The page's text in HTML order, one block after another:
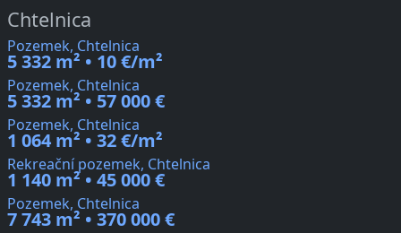
Chtelnica
Pozemek, Chtelnica
5 332 m² • 10 €/m²
Pozemek, Chtelnica
5 332 m² • 57 000 €
Pozemek, Chtelnica
1 064 m² • 32 €/m²
Rekreační pozemek, Chtelnica
1 140 m² • 45 000 €
Pozemek, Chtelnica
7 743 m² • 370 000 €